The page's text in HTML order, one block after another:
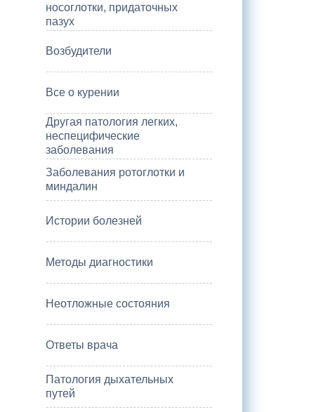
носоглотки, придаточных
пазух
Возбудители
Все о курении
Другая патология легких,
неспецифические
заболевания
Заболевания ротоглотки и
миндалин
Истории болезней
Методы диагностики
Неотложные состояния
Ответы врача
Патология дыхательных
путей